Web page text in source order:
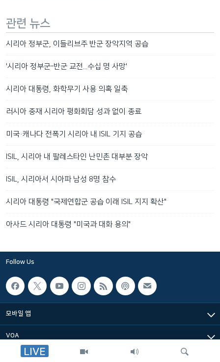
LIVE
관련 뉴스
시리아 정부군, 이들리브주 반군 장악지역 공습
'시리아 정부군-반군 교전...수십 명 사망'
시리아 대통령, 화학무기 사용 의혹 일축
러시아 중재 시리아 평화회담 성과 없이 종료
미국·캐나다 전폭기 시리아 내 ISIL 기지 공습
ISIL, 시리아 내 팔레스타인 난민촌 대부분 장악
ISIL, 시리아서 시아파 남성 8명 참수
시리아 대통령 "국제연합군 공습 이래 ISIL 지지 확산"
아사드 시리아 대통령 "미국과 대화 용의"
Follow Us
모바일 앱
VOA